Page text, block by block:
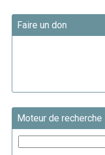
Faire un don
Moteur de recherche